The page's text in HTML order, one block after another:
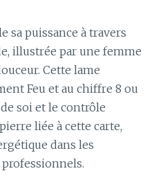
sa puissance à travers
illustrée par une femme
Cette lame
Feu et au chiffre 8 ou
soi et le contrôle
liée à cette carte,
dans les